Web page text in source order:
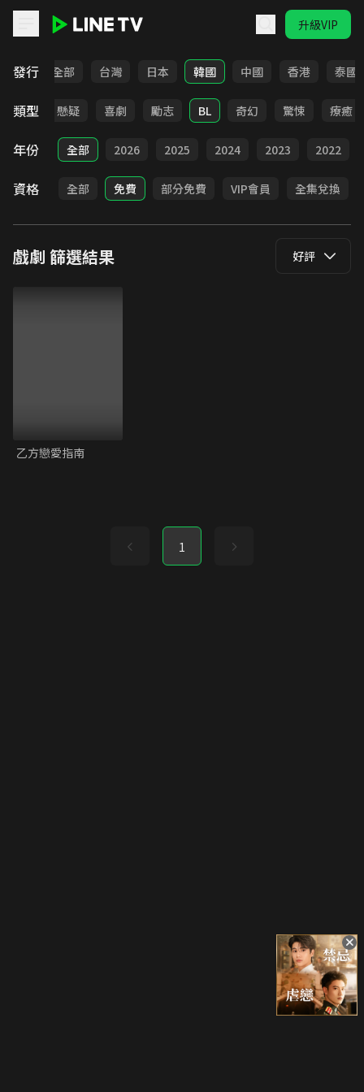
升級VIP
發行 全部 台灣 日本 韓國 中國 香港 泰國
類型
甜寵 懸疑 喜劇 勵志 BL 奇幻 驚悚 療癒
年份 全部 2026 2025 2024 2023 2022
資格 全部 免費 部分免費 VIP會員 全集兌換
戲劇 篩選結果 好評
乙方戀愛指南
1